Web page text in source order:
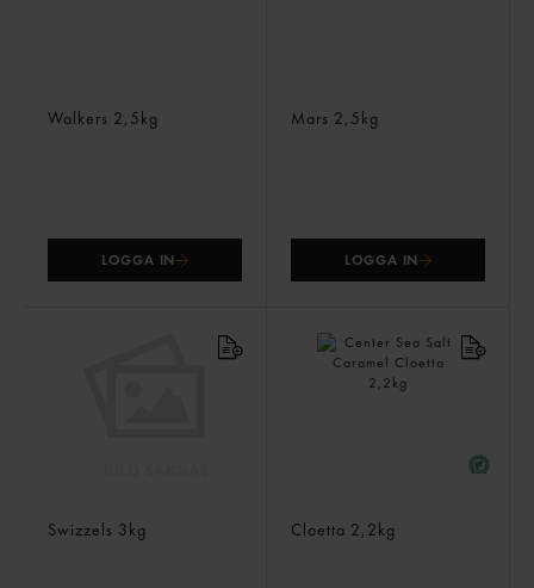
Walkers 2,5kg
LOGGA IN
Mars 2,5kg
LOGGA IN
Swizzels 3kg Cloetta 2,2kg